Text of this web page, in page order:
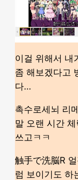
이걸 위해서 내
좀 해보겠다고
다…
촉수로세뇌 리
말 오랜 시간
쓰고ㅋㅋ
触手で洗脳R
럼 보이기도 하